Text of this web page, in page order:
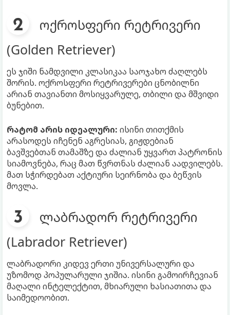
ოქროსფერი რეტრივერი
(Golden Retriever)
ეს ჯიში ნამდვილი კლასიკაა საოჯახო ძაღლებს
შორის. ოქროსფერი რეტრივერები ცნობილნი
არიან თავიანთი მოსიყვარულე, თბილი და მშვიდი
ბუნებით.
რატომ არის იდეალური: ისინი თითქმის
არასოდეს იჩენენ აგრესიას, გიჟდებიან
ბავშვებთან თამაშზე და ძალიან უყვართ პატრონის
სიამოვნება, რაც მათ წვრთნას ძალიან აადვილებს.
მათ სჭირდებათ აქტიური სეირნობა და ბეწვის
მოვლა.
ლაბრადორ რეტრივერი
(Labrador Retriever)
ლაბრადორი კიდევ ერთი უნივერსალური და
უზომოდ პოპულარული ჯიშია. ისინი გამოირჩევიან
მაღალი ინტელექტით, მხიარული ხასიათითა და
საიმედოობით.